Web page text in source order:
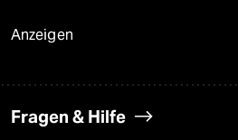
Anzeigen
Fragen & Hilfe